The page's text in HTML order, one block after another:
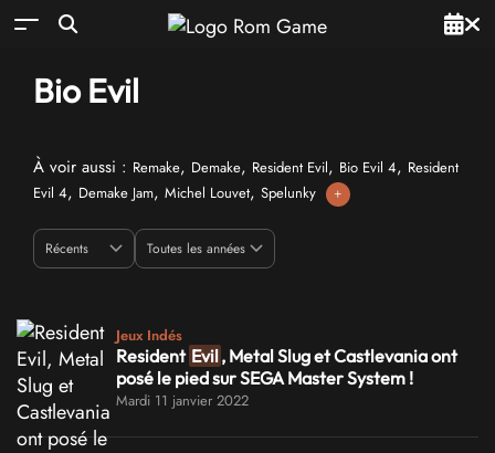
Bio Evil
À voir aussi : Remake, Demake, Resident Evil, Bio Evil 4, Resident
Evil 4, Demake Jam, Michel Louvet, Spelunky +
Jeux Indés
Resident Evil, Metal Slug et Castlevania ont
posé le pied sur SEGA Master System !
Mardi 11 janvier 2022